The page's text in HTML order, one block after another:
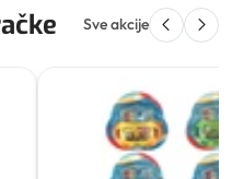
Sve akcije